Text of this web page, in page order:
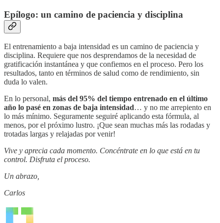
Epílogo: un camino de paciencia y disciplina
El entrenamiento a baja intensidad es un camino de paciencia y
disciplina. Requiere que nos desprendamos de la necesidad de
gratificación instantánea y que confiemos en el proceso. Pero los
resultados, tanto en términos de salud como de rendimiento, sin
duda lo valen.
En lo personal, más del 95% del tiempo entrenado en el último
año lo pasé en zonas de baja intensidad… y no me arrepiento en
lo más mínimo. Seguramente seguiré aplicando esta fórmula, al
menos, por el próximo lustro. ¡Que sean muchas más las rodadas y
trotadas largas y relajadas por venir!
Vive y aprecia cada momento. Concéntrate en lo que está en tu
control. Disfruta el proceso.
Un abrazo,
Carlos